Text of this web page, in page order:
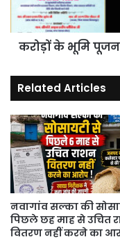
कार्ड
बना
विवाद
करोड़ों के भूमि पूजन
Related Articles
नवागांव सल्का की
पिछले छह माह से उचित
वितरण नहीं करने का